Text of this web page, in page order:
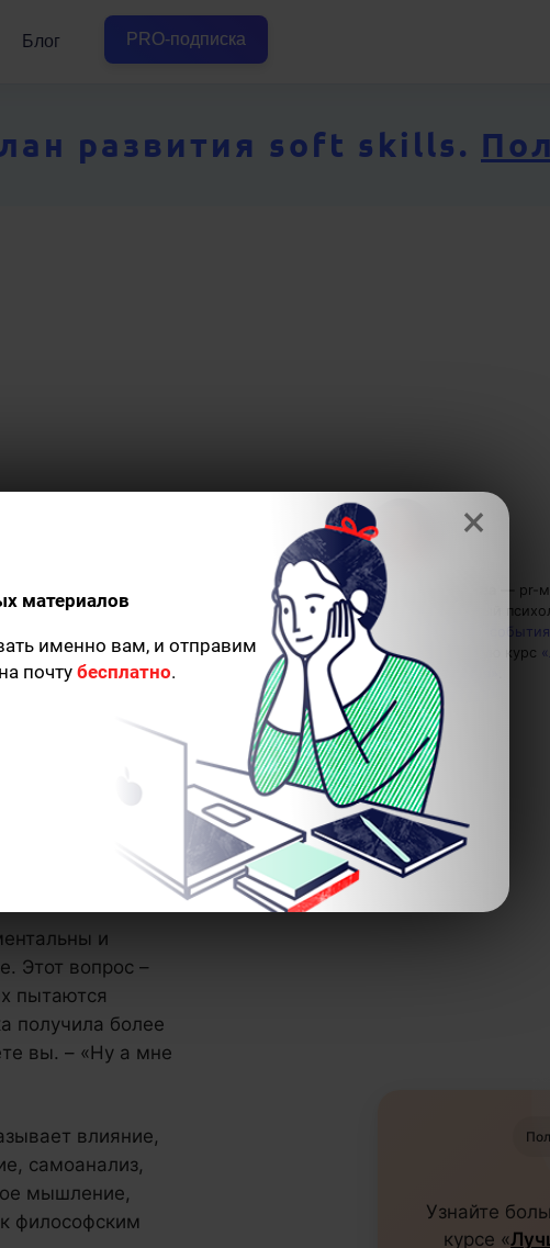
Блог PRO-подписка
развития soft skills.
Полина Груданова
— pr-
профессиональный
теме
«Новости и
также рекомендую курс
самообразования»
и
Этот вопрос –
пытаются
получила более
вы. – «Ну а мне
влияние,
самоанализ,
мышление,
философским
Узнайте
курсе «
×
материалов
именно вам, и отправим
почту бесплатно.